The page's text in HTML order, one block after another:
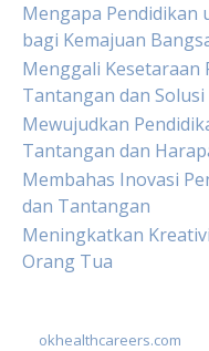
Mengapa Pendidikan
bagi Kemajuan
Menggali Kesetaraan
Tantangan dan Solusi
Mewujudkan
Tantangan dan
Membahas Inovasi
dan Tantangan
Meningkatkan
Orang Tua
okhealthcareers.com